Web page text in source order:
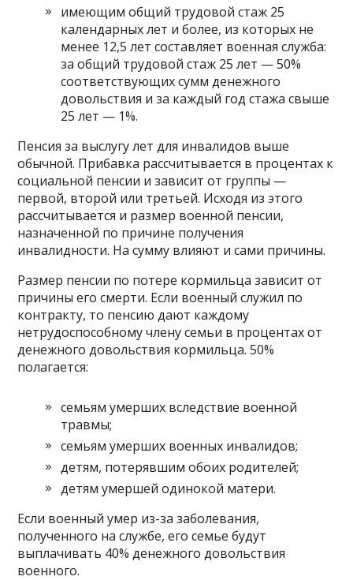
имеющим общий трудовой стаж 25
календарных лет и более, из которых не
менее 12,5 лет составляет военная служба:
за общий трудовой стаж 25 лет — 50%
соответствующих сумм денежного
довольствия и за каждый год стажа свыше
25 лет — 1%.
Пенсия за выслугу лет для инвалидов выше
обычной. Прибавка рассчитывается в процентах к
социальной пенсии и зависит от группы —
первой, второй или третьей. Исходя из этого
рассчитывается и размер военной пенсии,
назначенной по причине получения
инвалидности. На сумму влияют и сами причины.
Размер пенсии по потере кормильца зависит от
причины его смерти. Если военный служил по
контракту, то пенсию дают каждому
нетрудоспособному члену семьи в процентах от
денежного довольствия кормильца. 50%
полагается:
семьям умерших вследствие военной
травмы;
семьям умерших военных инвалидов;
детям, потерявшим обоих родителей;
детям умершей одинокой матери.
Если военный умер из-за заболевания,
полученного на службе, его семье будут
выплачивать 40% денежного довольствия
военного.